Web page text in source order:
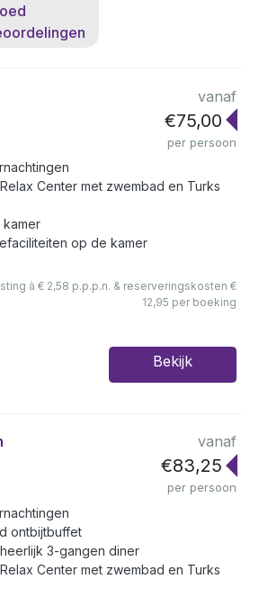
vanaf
€75,00
per persoon
Center met zwembad en Turks
op de kamer
à € 2,58 p.p.p.n. & reserveringskosten €
12,95 per boeking
Bekijk
vanaf
€83,25
per persoon
ontbijtbuffet
3-gangen diner
Center met zwembad en Turks